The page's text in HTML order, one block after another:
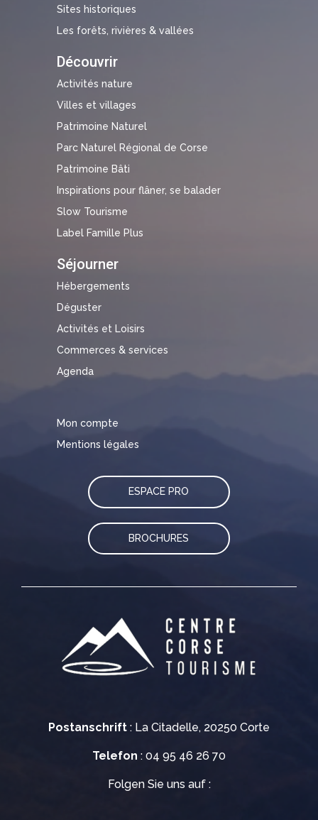
Postanschrift : La Citadelle, 20250 Corte
Telefon : 04 95 46 26 70
Folgen Sie uns auf :
Sites historiques
Les forêts, rivières & vallées
Découvrir
Activités nature
Villes et villages
Patrimoine Naturel
Parc Naturel Régional de Corse
Patrimoine Bâti
Inspirations pour flâner, se balader
Slow Tourisme
Label Famille Plus
Séjourner
Hébergements
Déguster
Activités et Loisirs
Commerces & services
Agenda
Mon compte
Mentions légales
ESPACE PRO
BROCHURES